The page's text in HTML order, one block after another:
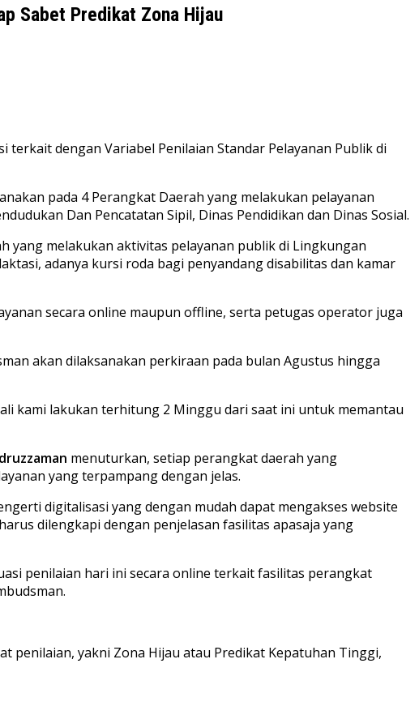
Sabet Predikat Zona Hijau
terkait dengan Variabel Penilaian Standar Pelayanan Publik di
pada 4 Perangkat Daerah yang melakukan pelayanan
Dan Pencatatan Sipil, Dinas Pendidikan dan Dinas Sosial.
yang melakukan aktivitas pelayanan publik di Lingkungan
adanya kursi roda bagi penyandang disabilitas dan kamar
secara online maupun offline, serta petugas operator juga
akan dilaksanakan perkiraan pada bulan Agustus hingga
kami lakukan terhitung 2 Minggu dari saat ini untuk memantau
menuturkan, setiap perangkat daerah yang
yang terpampang dengan jelas.
digitalisasi yang dengan mudah dapat mengakses website
dilengkapi dengan penjelasan fasilitas apasaja yang
penilaian hari ini secara online terkait fasilitas perangkat
penilaian, yakni Zona Hijau atau Predikat Kepatuhan Tinggi,